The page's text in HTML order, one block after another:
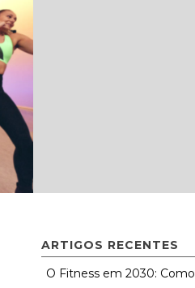
ARTIGOS RECENTES
O Fitness em 2030: Como